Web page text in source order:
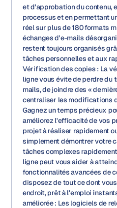
et d'approbation du contenu,
processus et en permettant
réel sur plus de 180 formats
échanges d'e-mails
restent toujours organisés
tâches personnelles et aux
Vérification des copies : La
ligne vous évite de perdre du
mails, de joindre des «
centraliser les modifications
Gagnez un temps précieux
améliorez l'efficacité de vos
projet à réaliser rapidement
simplement démontrer votre
tâches complexes
ligne peut vous aider à
fonctionnalités avancées de
disposez de tout ce dont
endroit, prêt à l'emploi
améliorée : Les logiciels de